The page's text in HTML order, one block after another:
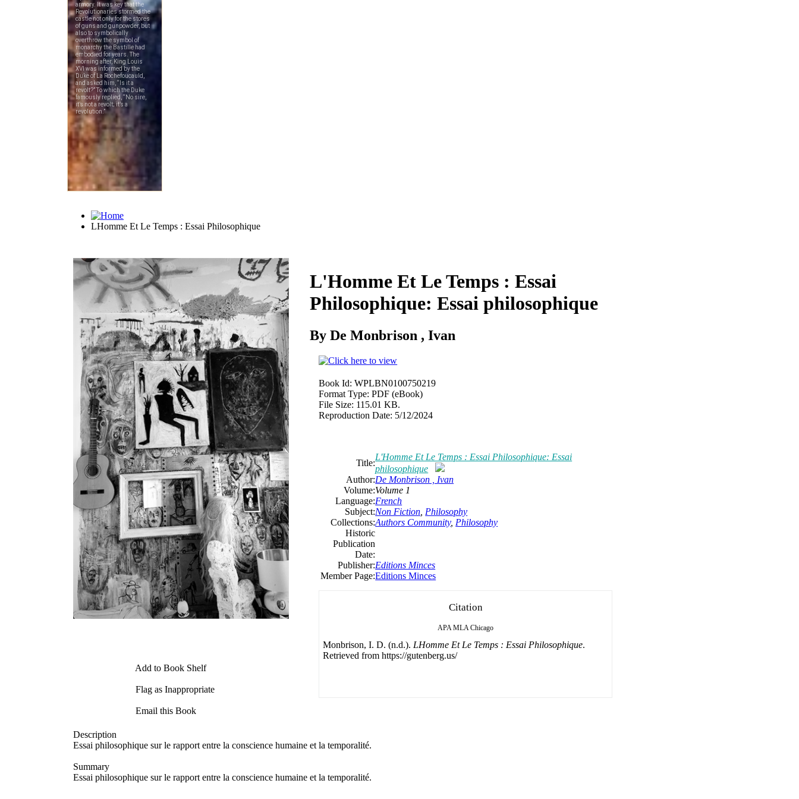
LHomme Et Le Temps : Essai Philosophique
Download
Add to Book Shelf
Flag as Inappropriate
Email this Book
L'Homme Et Le Temps : Essai
Philosophique: Essai philosophique
By De Monbrison , Ivan
Book Id: WPLBN0100750219
Format Type: PDF (eBook)
File Size: 115.01 KB.
Reproduction Date: 5/12/2024
Title:
L'Homme Et Le Temps : Essai Philosophique: Essai
philosophique
Author:De Monbrison , Ivan
Volume:Volume 1
Language:French
Subject:Non Fiction Philosophy
Collections:Authors Community, Philosophy
Historic
Publication
Date:
Publisher:Editions Minces
Member Page:Editions Minces
Citation
APA MLA Chicago
Monbrison, I. D. (n.d.). LHomme Et Le Temps : Essai Philosophique.
Retrieved from https://gutenberg.us/
Description
Essai philosophique sur le rapport entre la conscience humaine et la temporalité.
Summary
Essai philosophique sur le rapport entre la conscience humaine et la temporalité.